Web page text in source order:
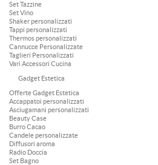
Set Tazzine
Set Vino
Shaker personalizzati
Tappi personalizzati
Thermos personalizzati
Cannucce Personalizzate
Taglieri Personalizzati
Vari Accessori Cucina
Gadget Estetica
Offerte Gadget Estetica
Accappatoi personalizzati
Asciugamani personalizzati
Beauty Case
Burro Cacao
Candele personalizzate
Diffusori aroma
Radio Doccia
Set Bagno